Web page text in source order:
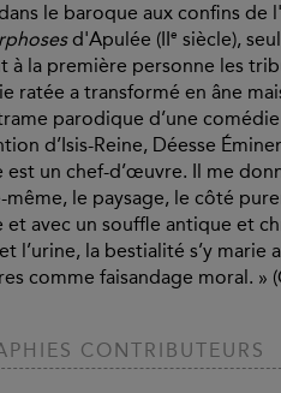
le baroque aux confins
d'Apulée (II e siècle),
à la première personne les
ratée a transformé en âne
parodique d’une
d’Isis-Reine, Déesse
est un chef-d’œuvre. Il me
même, le paysage, le côté
et avec un souffle antique et
et l’urine, la bestialité s’y
comme faisandage moral. »
CONTRIBUTEURS